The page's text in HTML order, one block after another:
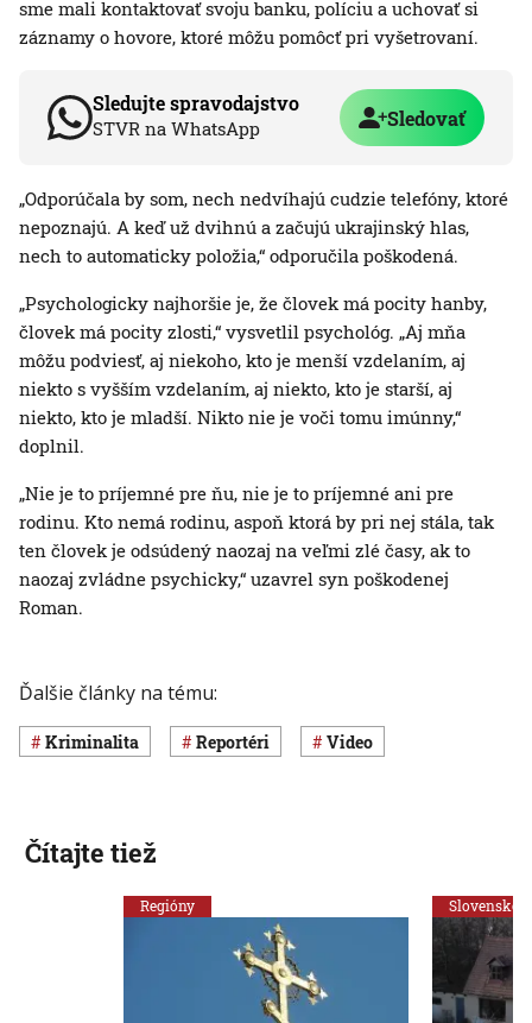
sme mali kontaktovať svoju banku, políciu a uchovať si
záznamy o hovore, ktoré môžu pomôcť pri vyšetrovaní.
Sledujte spravodajstvo
STVR na WhatsApp Sledovať
„Odporúčala by som, nech nedvíhajú cudzie telefóny, ktoré
nepoznajú. A keď už dvihnú a začujú ukrajinský hlas,
nech to automaticky položia,“ odporučila poškodená.
„Psychologicky najhoršie je, že človek má pocity hanby,
človek má pocity zlosti,“ vysvetlil psychológ. „Aj mňa
môžu podviesť, aj niekoho, kto je menší vzdelaním, aj
niekto s vyšším vzdelaním, aj niekto, kto je starší, aj
niekto, kto je mladší. Nikto nie je voči tomu imúnny,“
doplnil.
„Nie je to príjemné pre ňu, nie je to príjemné ani pre
rodinu. Kto nemá rodinu, aspoň ktorá by pri nej stála, tak
ten človek je odsúdený naozaj na veľmi zlé časy, ak to
naozaj zvládne psychicky,“ uzavrel syn poškodenej
Roman.
Ďalšie články na tému:
Kriminalita Reportéri Video
Čítajte tiež
Regióny Slovensko